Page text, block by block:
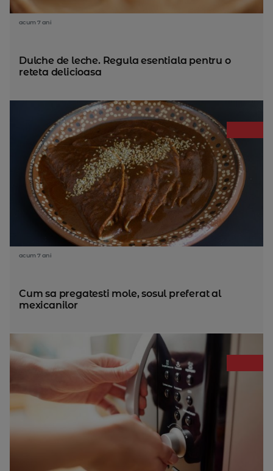
acum 7 ani
Dulche de leche. Regula esentiala pentru o
reteta delicioasa
acum 7 ani
Cum sa pregatesti mole, sosul preferat al
mexicanilor